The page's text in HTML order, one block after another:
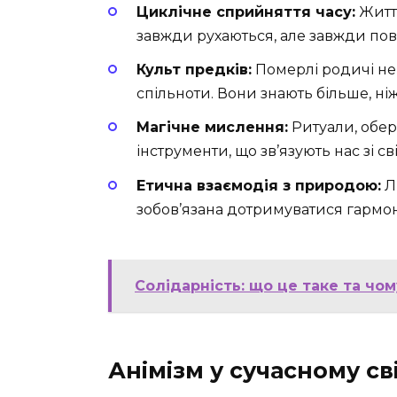
Циклічне сприйняття часу:
завжди рухаються, але завжди
Культ предків: Померлі родичі
спільноти. Вони знають більше,
Магічне мислення: Ритуали,
інструменти, що зв’язують нас зі
Етична взаємодія з природою:
зобов’язана дотримуватися
Солідарність: що це таке та
Анімізм у сучасному